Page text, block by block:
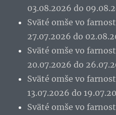
03.08.2026 do
Sväté omše vo
27.07.2026 do
Sväté omše vo
20.07.2026 do
Sväté omše vo
13.07.2026 do
Sväté omše vo